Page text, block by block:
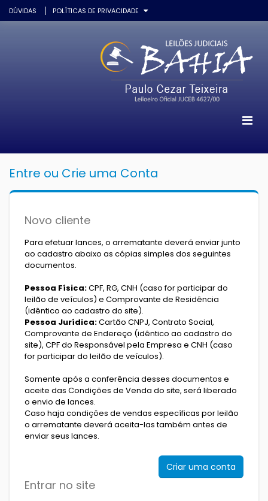
DÚVIDAS POLÍTICAS DE PRIVACIDADE
Entre ou Crie uma Conta
Novo cliente
Para efetuar lances, o arrematante deverá enviar junto
ao cadastro abaixo as cópias simples dos seguintes
documentos.
Pessoa Física:CPF, RG, CNH (caso for participar do
leilão de veículos) e Comprovante de Residência
(idêntico ao cadastro do site).
Pessoa Jurídica:Cartão CNPJ, Contrato Social,
Comprovante de Endereço (idêntico ao cadastro do
site), CPF do Responsável pela Empresa e CNH (caso
for participar do leilão de veículos).
Somente após a conferência desses documentos e
aceite das Condições de Venda do site, será liberado
o envio de lances.
Caso haja condições de vendas específicas por leilão
o arrematante deverá aceita-las também antes de
enviar seus lances.
Criar uma conta
Entrar no site